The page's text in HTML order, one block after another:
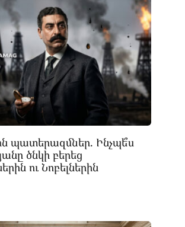
պատերազմներ. Ինչպե՞ս
ծնկի բերեց
ու Նոբելներին